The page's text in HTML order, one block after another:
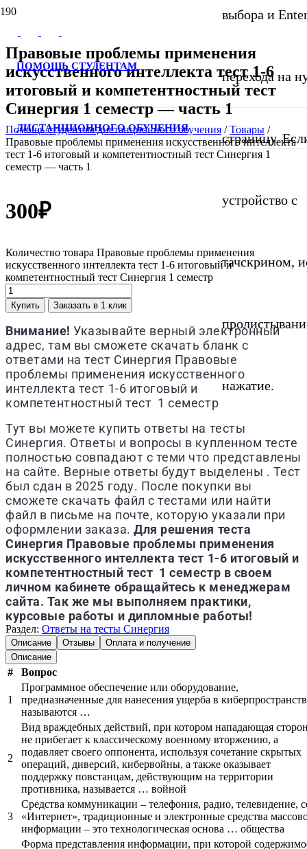
ПОМОЩЬ СТУДЕНТАМ
ДИСТАНЦИОННОГО ОБУЧЕНИЯ
выбора и
перехода на
страницу.
устройство с
тачскрином,
нажатие.
Правовые проблемы применения
искусственного интеллекта тест 1-6
итоговый и компетентностный тест
Синергия 1 семестр — часть 1
Помощь студентам дистанционного обучения /Товары /
Правовые проблемы применения искусственного интеллекта
тест 1-6 итоговый и компетентностный тест Синергия 1
семестр — часть 1
300₽
Количество товара Правовые проблемы применения
искусственного интеллекта тест 1-6 итоговый и
компетентностный тест Синергия 1 семестр
Купить Заказать в 1 клик
Внимание! Указывайте верный электронный
адрес, там вы сможете скачать бланк с
ответами на тест Синергия Правовые
проблемы применения искусственного
интеллекта тест 1-6 итоговый и
компетентностный тест 1 семестр
Тут вы можете купить ответы на тесты
Синергия. Ответы и вопросы в купленном тесте
полностью совпадают с теми что представлены
на сайте. Верные ответы будут выделены . Тест
был сдан в 2025 году. После покупки вы
сможете скачать файл с тестами или найти
файл в письме на почте, которую указали при
оформлении заказа.Для решения теста
Синергия Правовые проблемы применения
искусственного интеллекта тест 1-6 итоговый и
компетентностный тест 1 семестр в своем
личном кабинете обращайтесь к менеджерам
сайта. Так же мы выполняем практики,
курсовые работы и дипломные работы!
Раздел: Ответы на тесты Синергия
Описание Отзывы
Оплата и получение
Описание
# Вопрос
1
Программное обеспечение или оборудование,
предназначенные для нанесения ущерба в
называются …
2
Вид враждебных действий, при котором нападающая
не прибегает к классическому военному вторжению, а
подавляет своего оппонента, используя сочетание скрытых
операций, диверсий, кибервойны, а также оказывает
поддержку повстанцам, действующим на территории
противника, называется … войной
3
Средства коммуникации – телефония, радио, телевидение,
«Интернет», традиционные и электронные средства
информации – это технологическая основа … общества
Форма представления информации, при которой